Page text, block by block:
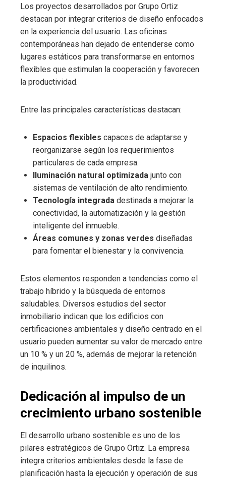
Los proyectos desarrollados por Grupo Ortiz
destacan por integrar criterios de diseño enfocados
en la experiencia del usuario. Las oficinas
contemporáneas han dejado de entenderse como
lugares estáticos para transformarse en entornos
flexibles que estimulan la cooperación y favorecen
la productividad.
Entre las principales características destacan:
Espacios flexibles capaces de adaptarse y
reorganizarse según los requerimientos
particulares de cada empresa.
Iluminación natural optimizada junto con
sistemas de ventilación de alto rendimiento.
Tecnología integrada destinada a mejorar la
conectividad, la automatización y la gestión
inteligente del inmueble.
Áreas comunes y zonas verdes diseñadas
para fomentar el bienestar y la convivencia.
Estos elementos responden a tendencias como el
trabajo híbrido y la búsqueda de entornos
saludables. Diversos estudios del sector
inmobiliario indican que los edificios con
certificaciones ambientales y diseño centrado en el
usuario pueden aumentar su valor de mercado entre
un 10 % y un 20 %, además de mejorar la retención
de inquilinos.
Dedicación al impulso de un
crecimiento urbano sostenible
El desarrollo urbano sostenible es uno de los
pilares estratégicos de Grupo Ortiz. La empresa
integra criterios ambientales desde la fase de
planificación hasta la ejecución y operación de sus